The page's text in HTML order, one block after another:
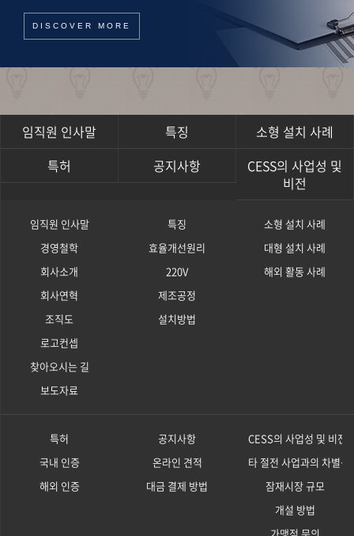
DISCOVER MORE
임직원 인사말 특징
소형 설치 사례
특허
공지사항
CESS의 사업성 및
비전
임직원 인사말
경영철학
회사소개
회사연혁
조직도
로고컨셉
찾아오시는 길
보도자료
특징
효율개선원리
220V
제조공정
설치방법
소형 설치 사례
대형 설치 사례
해외 활동 사례
특허
국내 인증
해외 인증
공지사항
온라인 견적
대금 결제 방법
CESS의 사업성 및 비전
타 절전 사업과의 차별성
잠재시장 규모
개설 방법